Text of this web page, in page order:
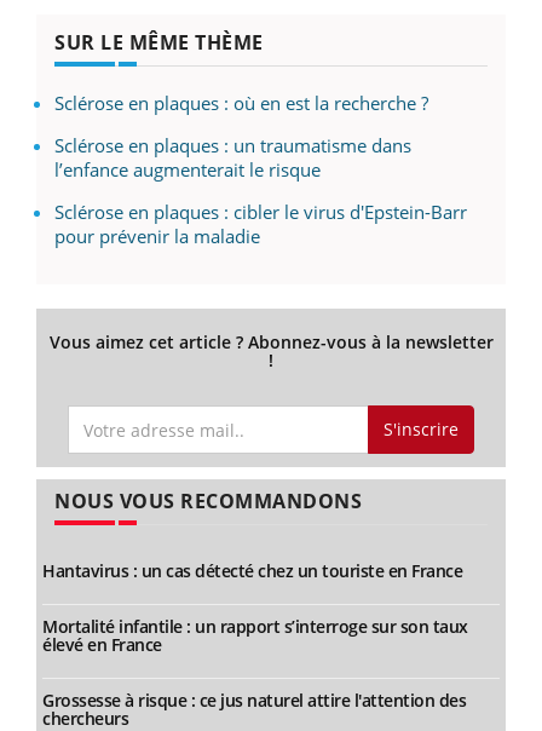
SUR LE MÊME THÈME
Sclérose en plaques : où en est la recherche ?
Sclérose en plaques : un traumatisme dans
l’enfance augmenterait le risque
Sclérose en plaques : cibler le virus d'Epstein-Barr
pour prévenir la maladie
Vous aimez cet article ? Abonnez-vous à la newsletter
!
S'inscrire
NOUS VOUS RECOMMANDONS
Hantavirus : un cas détecté chez un touriste en France
Mortalité infantile : un rapport s’interroge sur son taux
élevé en France
Grossesse à risque : ce jus naturel attire l'attention des
chercheurs